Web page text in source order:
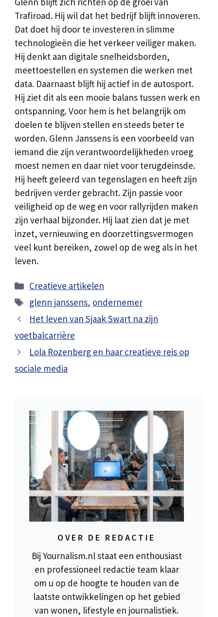
Trafiroad. Hij wil dat het bedrijf blijft innoveren.
Dat doet hij door te investeren in slimme
technologieën die het verkeer veiliger maken.
Hij denkt aan digitale snelheidsborden,
meettoestellen en systemen die werken met
data. Daarnaast blijft hij actief in de autosport.
Hij ziet dit als een mooie balans tussen werk en
ontspanning. Voor hem is het belangrijk om
doelen te blijven stellen en steeds beter te
worden. Glenn Janssens is een voorbeeld van
iemand die zijn verantwoordelijkheden vroeg
moest nemen en daar niet voor terugdeinsde.
Hij heeft geleerd van tegenslagen en heeft zijn
bedrijven verder gebracht. Zijn passie voor
veiligheid op de weg en voor rallyrijden maken
zijn verhaal bijzonder. Hij laat zien dat je met
inzet, vernieuwing en doorzettingsvermogen
veel kunt bereiken, zowel op de weg als in het
leven.
Categorieën
Creatieve artikelen
Tags
glenn janssens, ondernemer
Het leven van Sjaak Swart na zijn
voetbalcarrière
Lola Rozenberg en haar creatieve reis op
sociale media
OVER DE REDACTIE
Bij Yournalism.nl staat een enthousiast
en professioneel redactie team klaar
om u op de hoogte te houden van de
laatste ontwikkelingen op het gebied
van wonen, lifestyle en journalistiek.